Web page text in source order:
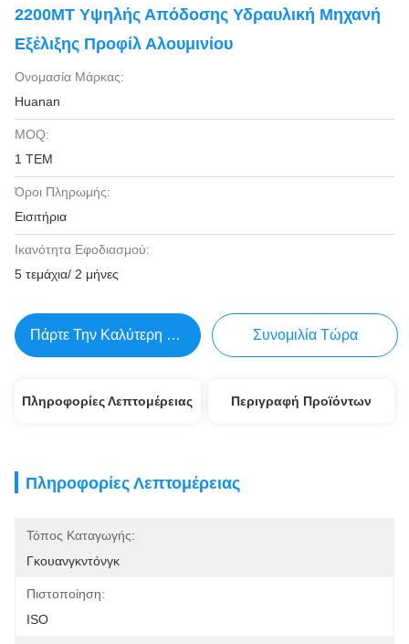
2200MT Υψηλής Απόδοσης Υδραυλική Μηχανή
Εξέλιξης Προφίλ Αλουμινίου
Ονομασία Μάρκας:
Huanan
MOQ:
1 ΤΕΜ
Όροι Πληρωμής:
Εισιτήρια
Ικανότητα Εφοδιασμού:
5 τεμάχια/ 2 μήνες
Πάρτε Την Καλύτερη Τιμή Συνομιλία Τώρα
Πληροφορίες Λεπτομέρειας Περιγραφή Προϊόντων
Πληροφορίες Λεπτομέρειας
Τόπος Καταγωγής:
Γκουανγκντόνγκ
Πιστοποίηση:
ISO